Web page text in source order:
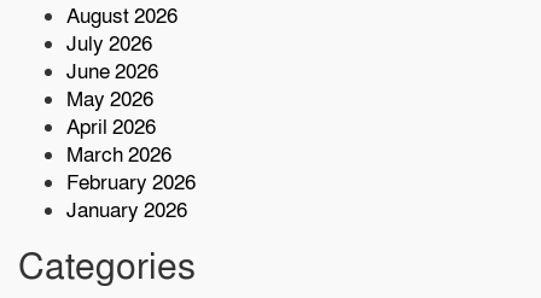
শরণখোলায় মাদকবিরোধী সাঁড়াশি অভিযান
August 2026
July 2026
June 2026
May 2026
April 2026
March 2026
February 2026
January 2026
Categories